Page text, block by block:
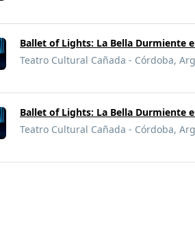
Ballet of Lights: La Bella Durmiente
Teatro Cultural Cañada - Córdoba,
Ballet of Lights: La Bella Durmiente
Teatro Cultural Cañada - Córdoba,